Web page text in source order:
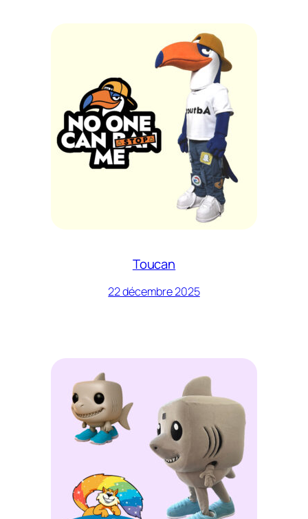
Toucan
22 décembre 2025